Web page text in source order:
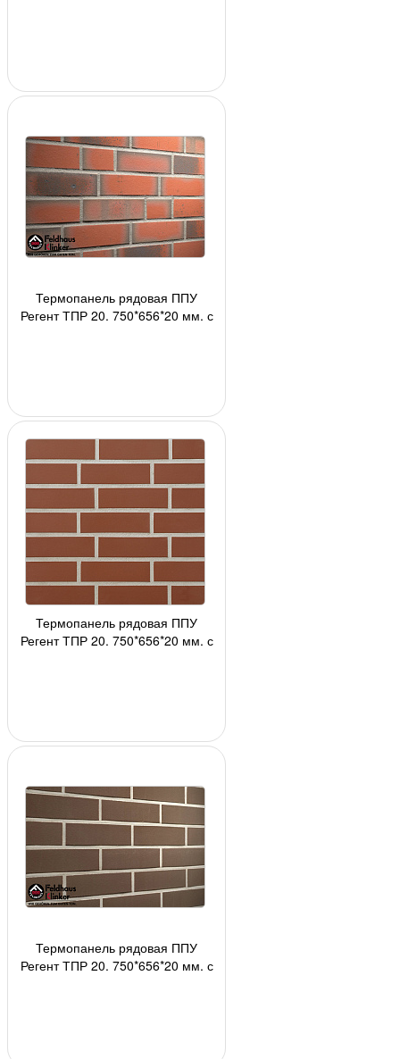
Термопанель рядовая ППУ
Регент ТПР 20, 750*656*20 мм, с
Термопанель рядовая ППУ
Регент ТПР 20, 750*656*20 мм, с
Термопанель рядовая ППУ
Регент ТПР 20, 750*656*20 мм, с